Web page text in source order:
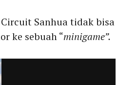
Sanhua tidak bisa
ke sebuah “minigame”.